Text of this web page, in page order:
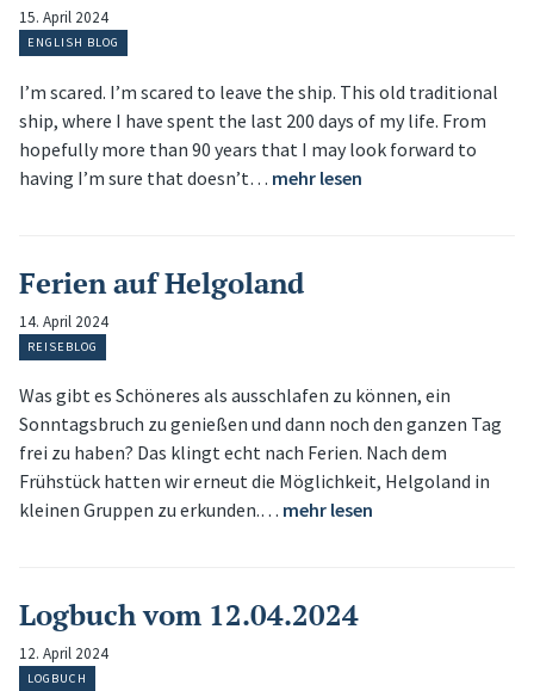
15. April 2024
ENGLISH BLOG
I’m scared. I’m scared to leave the ship. This old traditional
ship, where I have spent the last 200 days of my life. From
hopefully more than 90 years that I may look forward to
having I’m sure that doesn’t… mehr lesen
Ferien auf Helgoland
14. April 2024
REISEBLOG
Was gibt es Schöneres als ausschlafen zu können, ein
Sonntagsbruch zu genießen und dann noch den ganzen Tag
frei zu haben? Das klingt echt nach Ferien. Nach dem
Frühstück hatten wir erneut die Möglichkeit, Helgoland in
kleinen Gruppen zu erkunden.… mehr lesen
Logbuch vom 12.04.2024
12. April 2024
LOGBUCH